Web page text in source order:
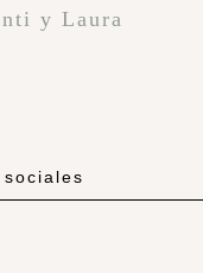
y Laura